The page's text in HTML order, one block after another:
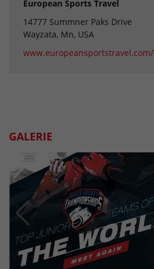
European Sports Travel
14777 Summner Paks Drive
Wayzata, Mn, USA
www.europeansportstravel.com/
GALERIE